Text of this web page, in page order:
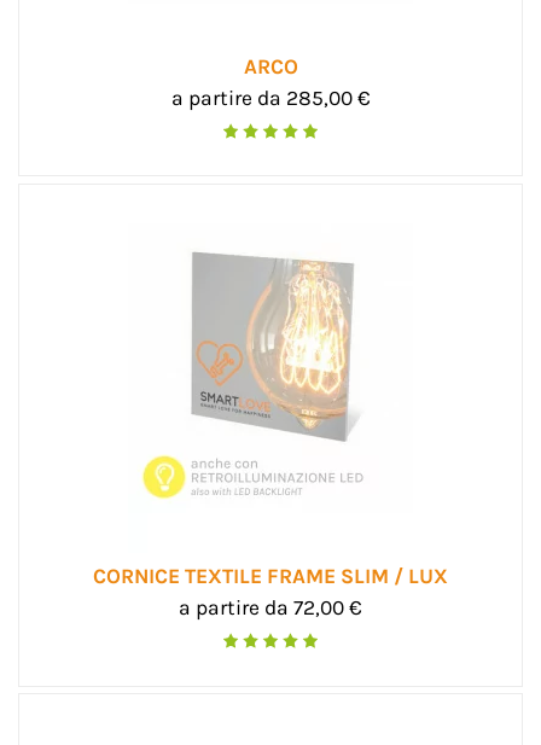
ARCO
a partire da 285,00 €
CORNICE TEXTILE FRAME SLIM / LUX
a partire da 72,00 €